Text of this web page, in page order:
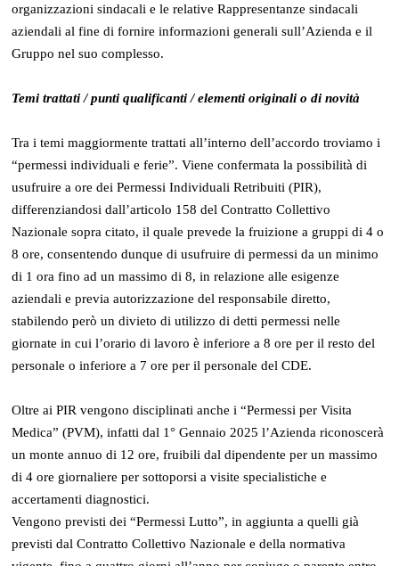
organizzazioni sindacali e le relative Rappresentanze sindacali
aziendali al fine di fornire informazioni generali sull’Azienda e il
Gruppo nel suo complesso.
Temi trattati / punti qualificanti / elementi originali o di novità
Tra i temi maggiormente trattati all’interno dell’accordo troviamo i
“permessi individuali e ferie”. Viene confermata la possibilità di
usufruire a ore dei Permessi Individuali Retribuiti (PIR),
differenziandosi dall’articolo 158 del Contratto Collettivo
Nazionale sopra citato, il quale prevede la fruizione a gruppi di 4 o
8 ore, consentendo dunque di usufruire di permessi da un minimo
di 1 ora fino ad un massimo di 8, in relazione alle esigenze
aziendali e previa autorizzazione del responsabile diretto,
stabilendo però un divieto di utilizzo di detti permessi nelle
giornate in cui l’orario di lavoro è inferiore a 8 ore per il resto del
personale o inferiore a 7 ore per il personale del CDE.
Oltre ai PIR vengono disciplinati anche i “Permessi per Visita
Medica” (PVM), infatti dal 1° Gennaio 2025 l’Azienda riconoscerà
un monte annuo di 12 ore, fruibili dal dipendente per un massimo
di 4 ore giornaliere per sottoporsi a visite specialistiche e
accertamenti diagnostici.
Vengono previsti dei “Permessi Lutto”, in aggiunta a quelli già
previsti dal Contratto Collettivo Nazionale e della normativa